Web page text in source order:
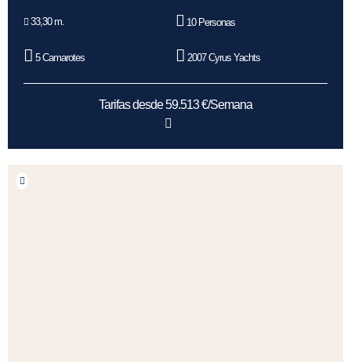
33,30 m. 10 Personas
5 Camarotes 2007 Cyrus Yachts
Tarifas desde 59.513 €/Semana